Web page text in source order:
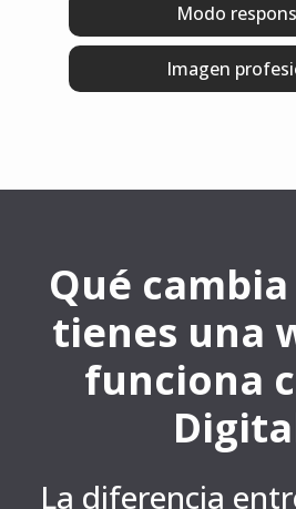
Modo
Imagen
Qué
tienes una
funciona
La diferencia